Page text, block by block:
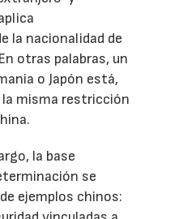
la nacionalidad de
otras palabras, un
o Japón está,
la misma restricción
la base
se
ejemplos chinos: